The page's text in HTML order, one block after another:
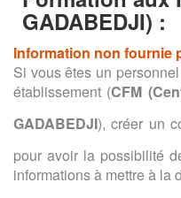
GADABEDJI) :
Information non fournie
Si vous êtes un
établissement (CFM
GADABEDJI), créer un
pour avoir la possibilité
informations à mettre à la